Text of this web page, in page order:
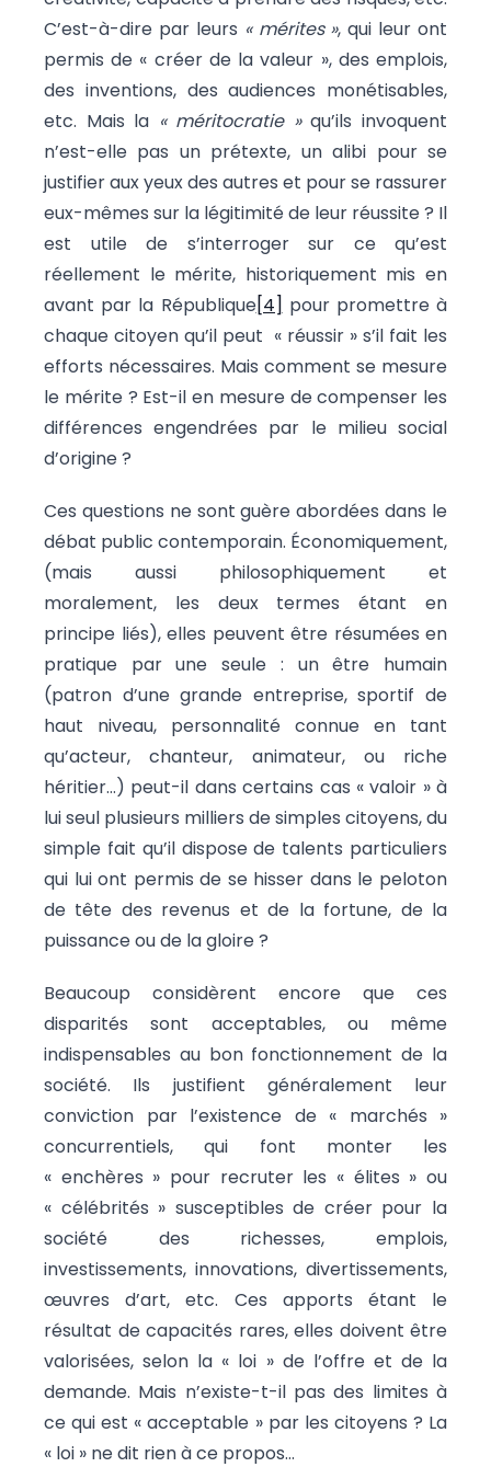
C’est-à-dire par leurs « mérites », qui leur ont
permis de « créer de la valeur », des emplois,
des inventions, des audiences monétisables,
etc. Mais la « méritocratie »qu’ils invoquent
n’est-elle pas un prétexte, un alibi pour se
justifier aux yeux des autres et pour se rassurer
eux-mêmes sur la légitimité de leur réussite ? Il
est utile de s’interroger sur ce qu’est
réellement le mérite, historiquement mis en
avant par la République[4] pour promettre à
chaque citoyen qu’il peut « réussir » s’il fait les
efforts nécessaires. Mais comment se mesure
le mérite ? Est-il en mesure de compenser les
différences engendrées par le milieu social
d’origine ?
Ces questions ne sont guère abordées dans le
débat public contemporain. Économiquement,
(mais aussi philosophiquement et
moralement, les deux termes étant en
principe liés), elles peuvent être résumées en
pratique par une seule : un être humain
(patron d’une grande entreprise, sportif de
haut niveau, personnalité connue en tant
qu’acteur, chanteur, animateur, ou riche
héritier…) peut-il dans certains cas « valoir » à
lui seul plusieurs milliers de simples citoyens, du
simple fait qu’il dispose de talents particuliers
qui lui ont permis de se hisser dans le peloton
de tête des revenus et de la fortune, de la
puissance ou de la gloire ?
Beaucoup considèrent encore que ces
disparités sont acceptables, ou même
indispensables au bon fonctionnement de la
société. Ils justifient généralement leur
conviction par l’existence de « marchés »
concurrentiels, qui font monter les
« enchères » pour recruter les « élites » ou
« célébrités » susceptibles de créer pour la
société des richesses, emplois,
investissements, innovations, divertissements,
œuvres d’art, etc. Ces apports étant le
résultat de capacités rares, elles doivent être
valorisées, selon la « loi » de l’offre et de la
demande. Mais n’existe-t-il pas des limites à
ce qui est « acceptable » par les citoyens ? La
« loi » ne dit rien à ce propos…